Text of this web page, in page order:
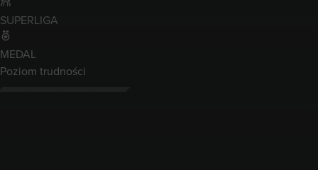
SUPERLIGA
MEDAL
Poziom trudności